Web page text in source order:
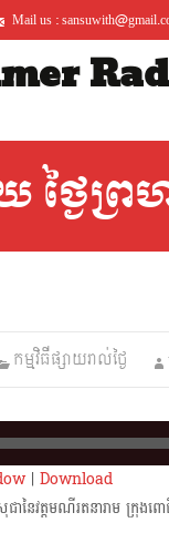
Mail us :
ថ្ងៃព្រ
កម្មវិធីផ្សាយរាល់ថ្ងៃ
| Download
ៃវត្តមណីរតនារាម ក្រុងព